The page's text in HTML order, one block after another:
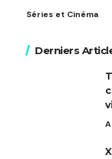
Séries et Cinéma
Derniers